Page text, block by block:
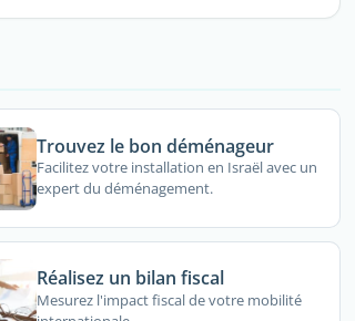
Trouvez le bon déménageur
Facilitez votre installation en Israël avec un
expert du déménagement.
Réalisez un bilan fiscal
Mesurez l'impact fiscal de votre mobilité